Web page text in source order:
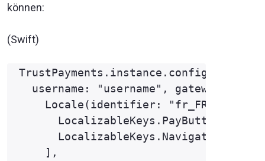
können:
(Swift)
TrustPayments.instance.configure(
username: "username", gateway:
    Locale(identifier: "fr_FR"):[
    ],